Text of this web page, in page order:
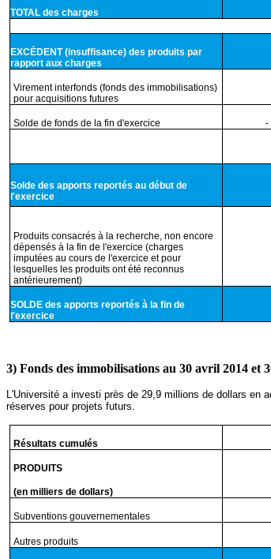
TOTAL des charges
EXCÉDENT (insuffisance) des produits par
rapport aux charges
Virement interfonds (fonds des immobilisations)
pour acquisitions futures
Solde de fonds de la fin d'exercice -
Solde des apports reportés au début de
l'exercice
Produits consacrés à la recherche, non encore
dépensés à la fin de l'exercice (charges
imputées au cours de l'exercice et pour
lesquelles les produits ont été reconnus
antérieurement)
(1
SOLDE des apports reportés à la fin de
l'exercice
3) Fonds des immobilisations au 30 avril 2014 et
L'Université a investi près de 29,9 millions de dollars en
réserves pour projets futurs.
Résultats cumulés
PRODUITS
(en milliers de dollars)
Subventions gouvernementales
Autres produits 2